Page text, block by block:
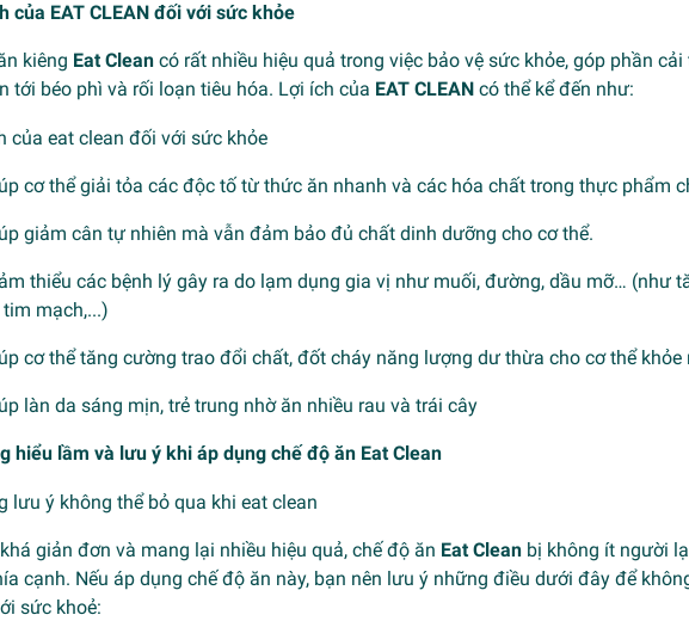
của EAT CLEAN đối với sức khỏe
kiêng Eat Clean có rất nhiều hiệu quả trong việc bảo vệ sức khỏe, góp phần
tới béo phì và rối loạn tiêu hóa. Lợi ích của EAT CLEAN có thể kể đến như:
cơ thể giải tỏa các độc tố từ thức ăn nhanh và các hóa chất trong thực phẩm
giảm cân tự nhiên mà vẫn đảm bảo đủ chất dinh dưỡng cho cơ thể.
thiểu các bệnh lý gây ra do lạm dụng gia vị như muối, đường, dầu mỡ… (như
tim mạch,...)
cơ thể tăng cường trao đổi chất, đốt cháy năng lượng dư thừa cho cơ thể khỏe
làn da sáng mịn, trẻ trung nhờ ăn nhiều rau và trái cây
hiểu lầm và lưu ý khi áp dụng chế độ ăn Eat Clean
giản đơn và mang lại nhiều hiệu quả, chế độ ăn Eat Clean bị không ít người
cạnh. Nếu áp dụng chế độ ăn này, bạn nên lưu ý những điều dưới đây để
sức khoẻ: